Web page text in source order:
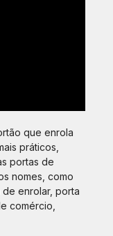
que enrola
práticos,
portas de
nomes, como
enrolar, porta
comércio,